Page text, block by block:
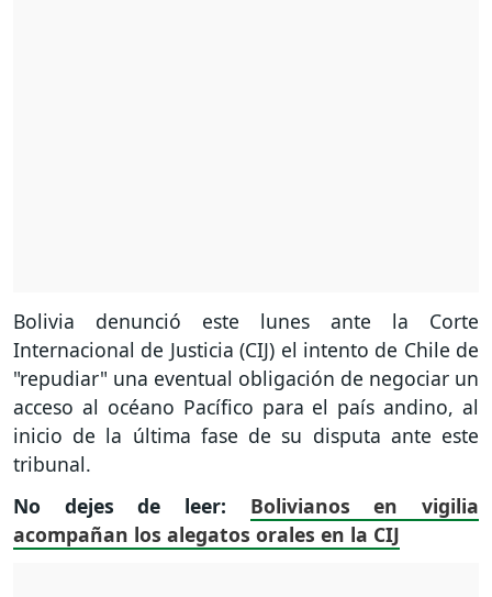
Bolivia denunció este lunes ante la Corte
Internacional de Justicia (CIJ) el intento de Chile de
"repudiar" una eventual obligación de negociar un
acceso al océano Pacífico para el país andino, al
inicio de la última fase de su disputa ante este
tribunal.
No dejes de leer: Bolivianos en vigilia
acompañan los alegatos orales en la CIJ